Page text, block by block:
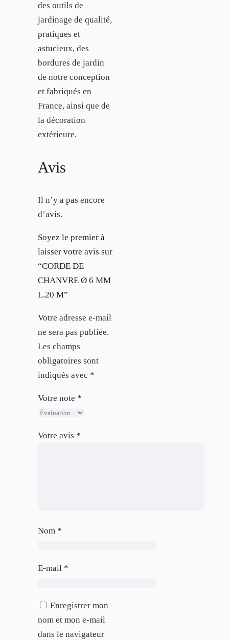
des outils de
jardinage de qualité,
pratiques et
astucieux, des
bordures de jardin
de notre conception
et fabriqués en
France, ainsi que de
la décoration
extérieure.
Avis
Il n’y a pas encore
d’avis.
Soyez le premier à
laisser votre avis sur
“CORDE DE
CHANVRE Ø 6 MM
L.20 M”
Votre adresse e-mail
ne sera pas publiée.
Les champs
obligatoires sont
indiqués avec *
Votre note *
Votre avis *
Nom *
E-mail *
Enregistrer mon
nom et mon e-mail
dans le navigateur